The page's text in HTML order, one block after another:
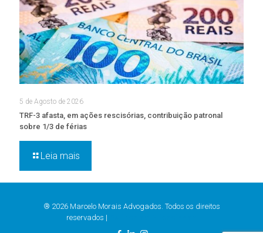
5 de Agosto de 2026
TRF-3 afasta, em ações rescisórias, contribuição patronal
sobre 1/3 de férias
Leia mais
® 2026 Marcelo Morais Advogados. Todos os direitos
reservados |